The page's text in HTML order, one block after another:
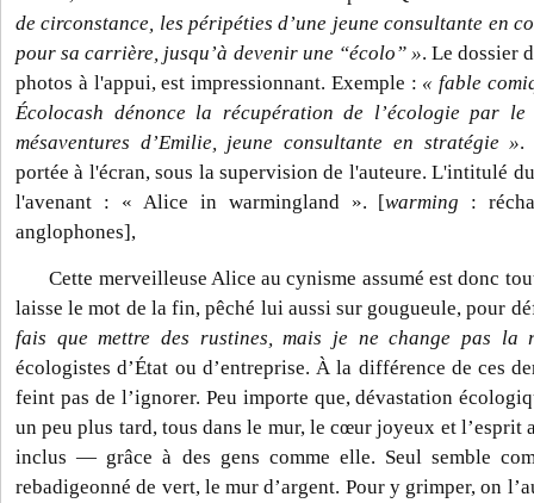
de circonstance, les péripéties d’une jeune consultante en
pour sa carrière, jusqu’à devenir une “écolo” ». Le dossier
photos à l'appui, est impressionnant. Exemple : « fable
Écolocash dénonce la récupération de l’écologie par
mésaventures d’Emilie, jeune consultante en stratégie ».
portée à l'écran, sous la supervision de l'auteure. L'intitulé
l'avenant : « Alice in warmingland ». [warming :
anglophones],
Cette merveilleuse Alice au cynisme assumé est donc
laisse le mot de la fin, pêché lui aussi sur gougueule, pour
fais que mettre des rustines, mais je ne change pas la
écologistes d’État ou d’entreprise. À la différence de ces
feint pas de l’ignorer. Peu importe que, dévastation
un peu plus tard, tous dans le mur, le cœur joyeux et
inclus — grâce à des gens comme elle. Seul semble
rebadigeonné de vert, le mur d’argent. Pour y grimper, on